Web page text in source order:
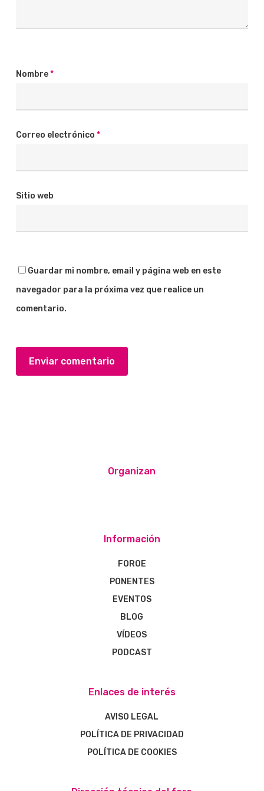
Nombre*
Correo electrónico *
Sitio web
Guardar mi nombre, email y página web en este
navegador para la próxima vez que realice un
comentario.
Organizan
Información
FOROE
PONENTES
EVENTOS
BLOG
VÍDEOS
PODCAST
Enlaces de interés
AVISO LEGAL
POLÍTICA DE PRIVACIDAD
POLÍTICA DE COOKIES